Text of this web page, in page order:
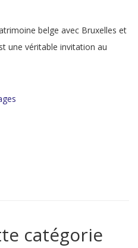
belge avec Bruxelles et
une véritable invitation au
catégorie